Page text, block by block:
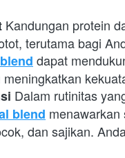
Kandungan protein
terutama bagi
dapat
Dalam rutinitas
blend
dan sajikan.